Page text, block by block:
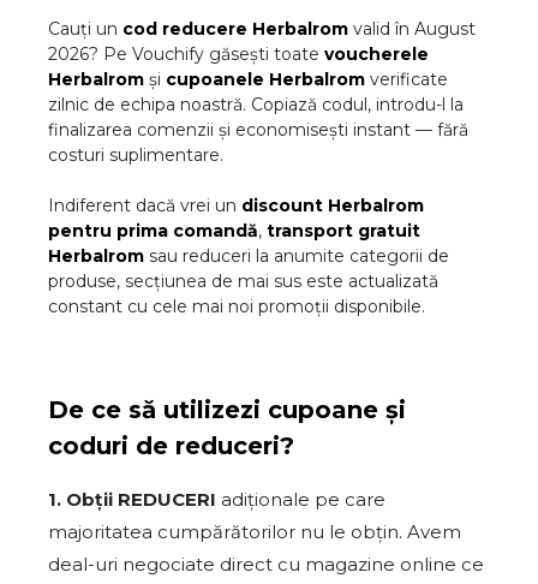
Cauți un cod reducere Herbalrom valid în August
2026? Pe Vouchify găsești toate voucherele
Herbalrom și cupoanele Herbalrom verificate
zilnic de echipa noastră. Copiază codul, introdu-l la
finalizarea comenzii și economisești instant — fără
costuri suplimentare.
Indiferent dacă vrei un discount Herbalrom
pentru prima comandă, transport gratuit
Herbalrom sau reduceri la anumite categorii de
produse, secțiunea de mai sus este actualizată
constant cu cele mai noi promoții disponibile.
De ce să utilizezi cupoane și
coduri de reduceri?
1. Obții REDUCERI adiționale pe care
majoritatea cumpărătorilor nu le obțin. Avem
deal-uri negociate direct cu magazine online ce